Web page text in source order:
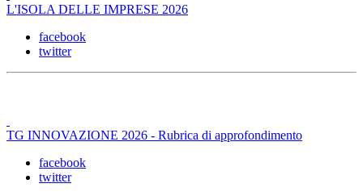
L'ISOLA DELLE IMPRESE 2026
facebook
twitter
TG INNOVAZIONE 2026 - Rubrica di approfondimento
facebook
twitter